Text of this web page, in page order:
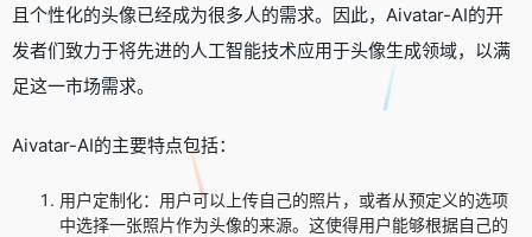
且个性化的头像已经成为很多人的需求。因此，Aivatar-AI的开
发者们致力于将先进的人工智能技术应用于头像生成领域，以满
足这一市场需求。
Aivatar-AI的主要特点包括：
用户定制化：用户可以上传自己的照片，或者从预定义的选项
中选择一张照片作为头像的来源。这使得用户能够根据自己的